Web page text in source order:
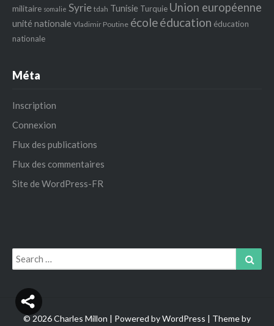
militaire somalie Syrie tdah Tunisie Turquie Union européenne
unité nationale Vladimir Poutine écoleéducation éducation
nationale
Méta
Inscription
Connexion
Flux des publications
Flux des commentaires
Site de WordPress-FR
Search
for:
© 2026 Charles Millon | Powered byWordPress | Theme by